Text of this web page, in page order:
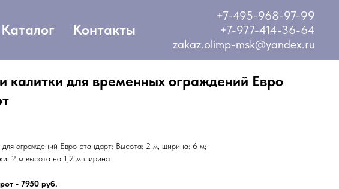
Каталог Контакты
+7-495-968-97-99
+7-977-414-36-64
zakaz.olimp-msk@yandex.ru
калитки для временных ограждений Евро
для ограждений Евро стандарт: Высота: 2 м, ширина: 6 м;
2 м высота на 1,2 м ширина
- 7950 руб.